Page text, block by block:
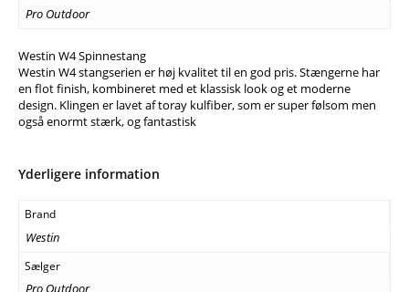
Pro Outdoor
Westin W4 Spinnestang
Westin W4 stangserien er høj kvalitet til en god pris. Stængerne har
en flot finish, kombineret med et klassisk look og et moderne
design. Klingen er lavet af toray kulfiber, som er super følsom men
også enormt stærk, og fantastisk
Yderligere information
Brand
Westin
Sælger
Pro Outdoor